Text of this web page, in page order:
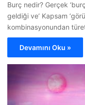
Burç nedir? Gerçek
geldiği ve’ Kapsam
kombinasyonundan
Devamını Oku »